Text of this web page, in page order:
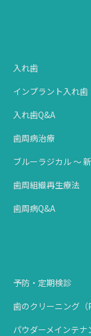
入れ歯
インプラント入れ歯
入れ歯Q&A
歯周病治療
ブルーラジカル ～
歯周組織再生療法
歯周病Q&A
予防・定期検診
歯のクリーニング（
パウダーメインテナ